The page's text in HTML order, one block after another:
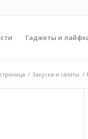
Гаджеты и
/ Закуски и салаты /